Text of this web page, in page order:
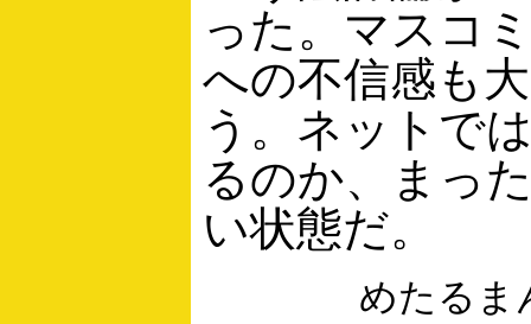
った。マスコ
への不信感も
う。ネットで
るのか、まっ
い状態だ。
めたるま